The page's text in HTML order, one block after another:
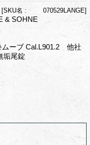
[SKU名 : 070529LANGE]
& SOHNE
ーブ Cal.L901.2 他社
垢尾錠